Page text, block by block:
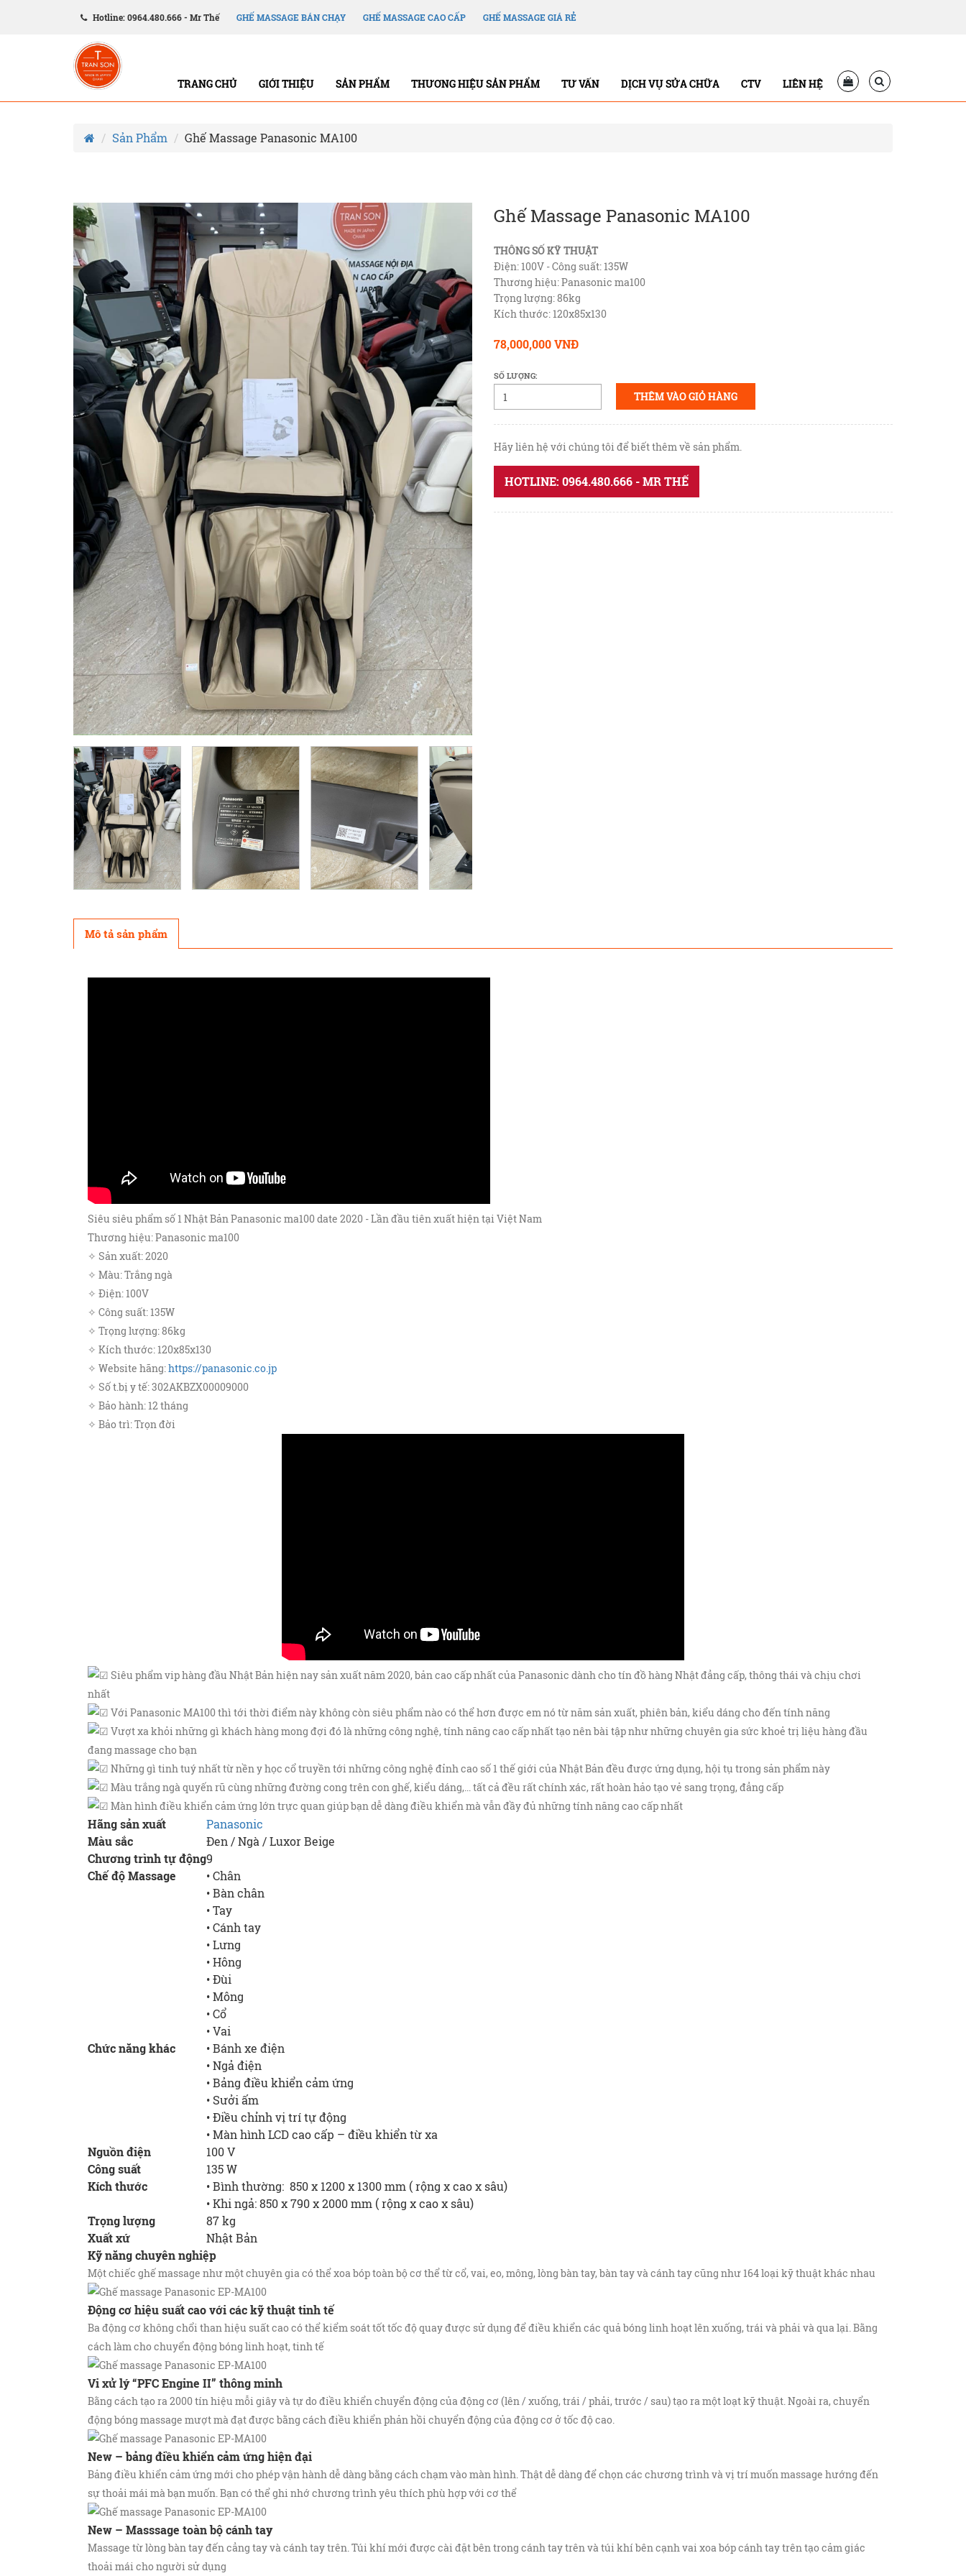
Hotline: 0964.480.666 - Mr Thế GHẾ MASSAGE BÁN CHẠY GHẾ MASSAGE CAO CẤP GHẾ MASSAGE GIÁ RẺ
TRANG CHỦ GIỚI THIỆU SẢN PHẨM THƯƠNG HIỆU SẢN PHẨM TƯ VẤN DỊCH VỤ SỬA CHỮA CTV LIÊN HỆ
Sản Phẩm Ghế Massage Panasonic MA100
Ghế Massage Panasonic MA100
THÔNG SỐ KỸ THUẬT
Điện: 100V - Công suất: 135W
Thương hiệu: Panasonic ma100
Trọng lượng: 86kg
Kích thước: 120x85x130
78,000,000 VNĐ
SỐ LƯỢNG:
THÊM VÀO GIỎ HÀNG
Hãy liên hệ với chúng tôi để biết thêm về sản phẩm.
HOTLINE: 0964.480.666 - MR THẾ
Mô tả sản phẩm
Siêu siêu phẩm số 1 Nhật Bản Panasonic ma100 date 2020 - Lần đầu tiên xuất hiện tại Việt Nam
Thương hiệu: Panasonic ma100
✧ Sản xuất: 2020
✧ Màu: Trắng ngà
✧ Điện: 100V
✧ Công suất: 135W
✧ Trọng lượng: 86kg
✧ Kích thước: 120x85x130
✧ Website hãng:https://panasonic.co.jp
✧ Số t.bị y tế: 302AKBZX00009000
✧ Bảo hành: 12 tháng
✧ Bảo trì: Trọn đời
Siêu phẩm vip hàng đầu Nhật Bản hiện nay sản xuất năm 2020, bản cao cấp nhất của Panasonic dành cho tín đồ hàng Nhật đẳng cấp, thông thái và chịu chơi
nhất
Với Panasonic MA100 thì tới thời điểm này không còn siêu phẩm nào có thể hơn được em nó từ năm sản xuất, phiên bản, kiểu dáng cho đến tính năng
Vượt xa khỏi những gì khách hàng mong đợi đó là những công nghệ, tính năng cao cấp nhất tạo nên bài tập như những chuyên gia sức khoẻ trị liệu hàng đầu
đang massage cho bạn
Những gì tinh tuý nhất từ nền y học cổ truyền tới những công nghệ đỉnh cao số 1 thế giới của Nhật Bản đều được ứng dụng, hội tụ trong sản phẩm này
Màu trắng ngà quyến rũ cùng những đường cong trên con ghế, kiểu dáng,... tất cả đều rất chính xác, rất hoàn hảo tạo vẻ sang trọng, đẳng cấp
Màn hình điều khiển cảm ứng lớn trực quan giúp bạn dễ dàng điều khiển mà vẫn đầy đủ những tính năng cao cấp nhất
Hãng sản xuất
Panasonic
Màu sắc
Đen / Ngà / Luxor Beige
Chương trình tự động9
Chế độ Massage
• Chân
• Bàn chân
• Tay
• Cánh tay
• Lưng
• Hông
• Đùi
• Mông
• Cổ
• Vai
Chức năng khác
• Bánh xe điện
• Ngả điện
• Bảng điều khiển cảm ứng
• Sưởi ấm
• Điều chỉnh vị trí tự động
• Màn hình LCD cao cấp – điều khiển từ xa
Nguồn điện
100 V
Công suất
135 W
Kích thước
• Bình thường: 850 x 1200 x 1300 mm ( rộng x cao x sâu)
• Khi ngả: 850 x 790 x 2000 mm ( rộng x cao x sâu)
Trọng lượng
87 kg
Xuất xứ
Nhật Bản
Kỹ năng chuyên nghiệp
Một chiếc ghế massage như một chuyên gia có thể xoa bóp toàn bộ cơ thể từ cổ, vai, eo, mông, lòng bàn tay, bàn tay và cánh tay cũng như 164 loại kỹ thuật khác nhau
Động cơ hiệu suất cao với các kỹ thuật tinh tế
Ba động cơ không chổi than hiệu suất cao có thể kiểm soát tốt tốc độ quay được sử dụng để điều khiển các quả bóng linh hoạt lên xuống, trái và phải và qua lại. Bằng
cách làm cho chuyển động bóng linh hoạt, tinh tế
Vi xử lý “PFC Engine II” thông minh
Bằng cách tạo ra 2000 tín hiệu mỗi giây và tự do điều khiển chuyển động của động cơ (lên / xuống, trái / phải, trước / sau) tạo ra một loạt kỹ thuật. Ngoài ra, chuyển
động bóng massage mượt mà đạt được bằng cách điều khiển phản hồi chuyển động của động cơ ở tốc độ cao.
New – bảng điều khiển cảm ứng hiện đại
Bảng điều khiển cảm ứng mới cho phép vận hành dễ dàng bằng cách chạm vào màn hình. Thật dễ dàng để chọn các chương trình và vị trí muốn massage hướng đến
sự thoải mái mà bạn muốn. Bạn có thể ghi nhớ chương trình yêu thích phù hợp với cơ thể
New – Masssage toàn bộ cánh tay
Massage từ lòng bàn tay đến cẳng tay và cánh tay trên. Túi khí mới được cài đặt bên trong cánh tay trên và túi khí bên cạnh vai xoa bóp cánh tay trên tạo cảm giác
thoải mái cho người sử dụng